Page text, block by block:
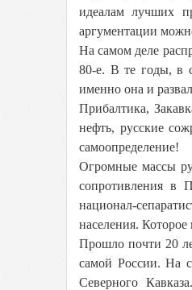
идеалам лучших
аргументации
На самом деле
80-е. В те годы, в
именно она и
Прибалтика,
нефть, русские
самоопределение!
Огромные массы
сопротивления в
национал-
населения.
Прошло почти 20
самой России. На
Северного